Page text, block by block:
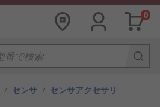
0
/ センサ / センサアクセサリ